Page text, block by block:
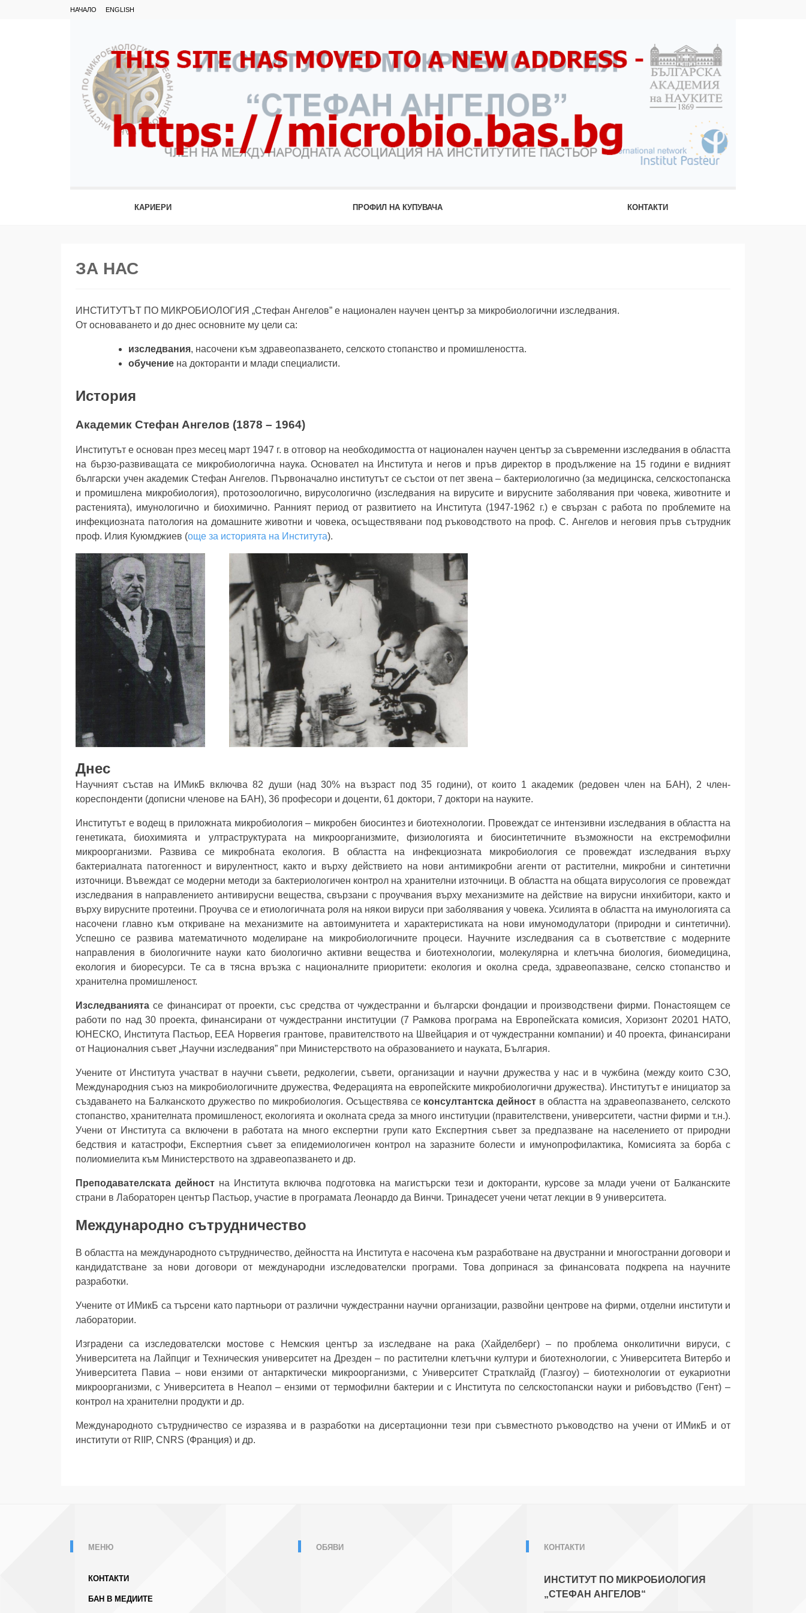
НАЧАЛО ENGLISH
КАРИЕРИ ПРОФИЛ НА КУПУВАЧА КОНТАКТИ
ЗА НАС
ИНСТИТУТЪТ ПО МИКРОБИОЛОГИЯ „Стефан Ангелов” е национален научен център за микробиологични изследвания.
От основаването и до днес основните му цели са:
изследвания, насочени към здравеопазването, селското стопанство и промишлеността.
обучение на докторанти и млади специалисти.
История
Академик Стефан Ангелов (1878 – 1964)
Институтът е основан през месец март 1947 г. в отговор на необходимостта от национален научен център за съвременни изследвания в областта
на бързо-развиващата се микробиологична наука. Основател на Института и негов и пръв директор в продължение на 15 години е видният
български учен академик Стефан Ангелов. Първоначално институтът се състои от пет звена – бактериологично (за медицинска, селскостопанска
и промишлена микробиология), протозоологично, вирусологично (изследвания на вирусите и вирусните заболявания при човека, животните и
растенията), имунологично и биохимично. Ранният период от развитието на Института (1947-1962 г.) е свързан с работа по проблемите на
инфекциозната патология на домашните животни и човека, осъществявани под ръководството на проф. С. Ангелов и неговия пръв сътрудник
проф. Илия Куюмджиев (още за историята на Института).
Днес
Научният състав на ИМикБ включва 82 души (над 30% на възраст под 35 години), от които 1 академик (редовен член на БАН), 2 член-
кореспонденти (дописни членове на БАН), 36 професори и доценти, 61 доктори, 7 доктори на науките.
Институтът е водещ в приложната микробиология – микробен биосинтез и биотехнологии. Провеждат се интензивни изследвания в областта на
генетиката, биохимията и ултраструктурата на микроорганизмите, физиологията и биосинтетичните възможности на екстремофилни
микроорганизми. Развива се микробната екология. В областта на инфекциозната микробиология се провеждат изследвания върху
бактериалната патогенност и вирулентност, както и върху действието на нови антимикробни агенти от растителни, микробни и синтетични
източници. Въвеждат се модерни методи за бактериологичен контрол на хранителни източници. В областта на общата вирусология се провеждат
изследвания в нaправлението антивирусни вещества, свързани с проучвания върху механизмите на действие на вирусни инхибитори, както и
върху вирусните протеини. Проучва се и етиологичната роля на някои вируси при зaболявания у човека. Усилията в областта на имунологията са
насочени главно към откриване на механизмите на автоимунитета и характеристиката на нови имуномодулатори (природни и синтетични).
Успешно се развива математичното моделиране на микробиологичните процеси. Научните изследвания са в съответствие с модерните
направления в биологичните науки като биологично активни вещества и биотехнологии, молекулярна и клетъчна биология, биомедицина,
екология и биоресурси. Те са в тясна връзка с националните приоритети: екология и околна среда, здравеопазване, селско стопанство и
хранителна промишленост.
Изследванията се финансират от проекти, със средства от чуждестранни и български фондации и производствени фирми. Понастоящем се
работи по над 30 проекта, финансирани от чуждестранни институции (7 Рамкова програма на Европейската комисия, Хоризонт 20201 НАТО,
ЮНЕСКО, Института Пастьор, ЕЕА Норвегия грантове, правителството на Швейцария и от чуждестранни компании) и 40 проекта, финансирани
от Националния съвет „Научни изследвания” при Министерството на образованието и науката, България.
Учените от Института участват в научни съвети, редколегии, съвети, организации и научни дружества у нас и в чужбина (между които СЗО,
Международния съюз на микробиологичните дружества, Федерацията на европейските микробиологични дружества). Институтът е инициатор за
създаването на Балканското дружество по микробиология. Осъществява се консултантска дейност в областта на здравеопазването, селското
стопанство, хранителната промишленост, екологията и околната среда за много институции (правителствени, университети, частни фирми и т.н.).
Учени от Института са включени в работата на много експертни групи като Експертния съвет за предпазване на населението от природни
бедствия и катастрофи, Експертния съвет за епидемиологичен контрол на заразните болести и имунопрофилактика, Комисията за борба с
полиомиелита към Министерството на здравеопазването и др.
Преподавателската дейност на Института включва подготовка на магистърски тези и докторанти, курсове за млади учени от Балканските
страни в Лабораторен център Пастьор, участие в програмата Леонардо да Винчи. Тринадесет учени четат лекции в 9 университета.
Международно сътрудничество
В областта на международното сътрудничество, дейността на Института е насочена към разработване на двустранни и многостранни договори и
кандидатстване за нови договори от международни изследователски програми. Това допринася за финансовата подкрепа на научните
разработки.
Учените от ИМикБ са търсени като партньори от различни чуждестранни научни организации, развойни центрове на фирми, отделни институти и
лаборатории.
Изградени са изследователски мостове с Немския център за изследване на рака (Хайделберг) – по проблема онколитични вируси, с
Университета на Лайпциг и Техническия университет на Дрезден – по растителни клетъчни култури и биотехнологии, с Университета Витербо и
Университета Павиа – нови ензими от антарктически микроорганизми, с Университет Стратклайд (Глазгоу) – биотехнологии от еукариотни
микроорганизми, с Университета в Неапол – ензими от термофилни бактерии и с Института по селскостопански науки и рибовъдство (Гент) –
контрол на хранителни продукти и др.
Международното сътрудничество се изразява и в разработки на дисертационни тези при съвместното ръководство на учени от ИМикБ и от
институти от RIIP, CNRS (Франция) и др.
МЕНЮ
КОНТАКТИ
БАН В МЕДИИТЕ
ОБЯВИ КОНТАКТИ
ИНСТИТУТ ПО МИКРОБИОЛОГИЯ
„СТЕФАН АНГЕЛОВ“